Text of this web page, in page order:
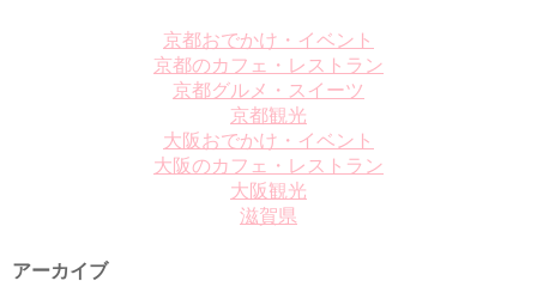
京都おでかけ・イベント
京都のカフェ・レストラン
京都グルメ・スイーツ
京都観光
大阪おでかけ・イベント
大阪のカフェ・レストラン
大阪観光
滋賀県
アーカイブ